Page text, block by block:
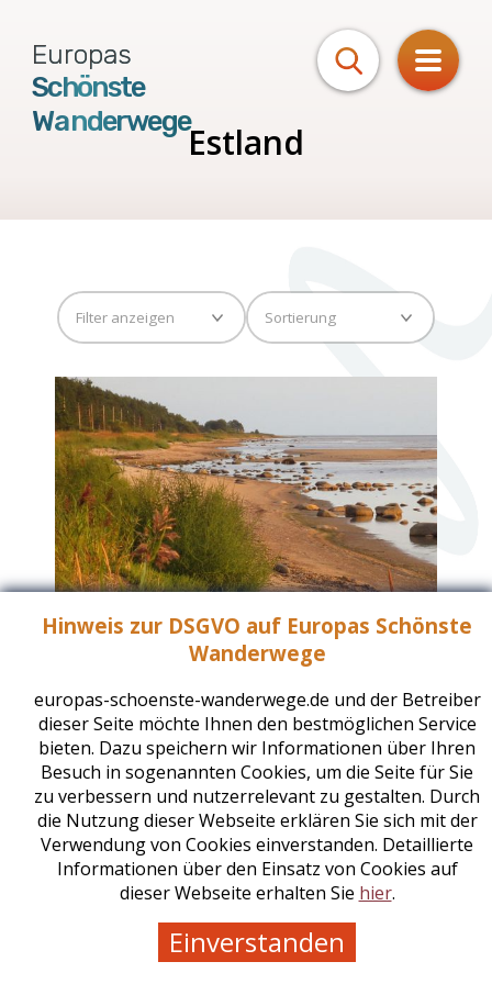
Europas
Schönste
WanderwegeEstland
Routen
Touren
von A bis Z
nach Regionen
Baltischer Küstenwanderweg
Estland , Lettland
Hinweis zur DSGVO auf Europas Schönste
Wanderwege
europas-schoenste-wanderwege.de und der Betreiber
dieser Seite möchte Ihnen den bestmöglichen Service
bieten. Dazu speichern wir Informationen über Ihren
Besuch in sogenannten Cookies, um die Seite für Sie
zu verbessern und nutzerrelevant zu gestalten. Durch
die Nutzung dieser Webseite erklären Sie sich mit der
Verwendung von Cookies einverstanden. Detaillierte
Informationen über den Einsatz von Cookies auf
dieser Webseite erhalten Sie hier.
Einverstanden